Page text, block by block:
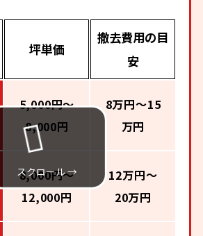
坪単価
撤去費用の目
安
5,000円〜
8,000円
8万円〜15
万円
8,000円〜
12,000円
12万円〜
20万円